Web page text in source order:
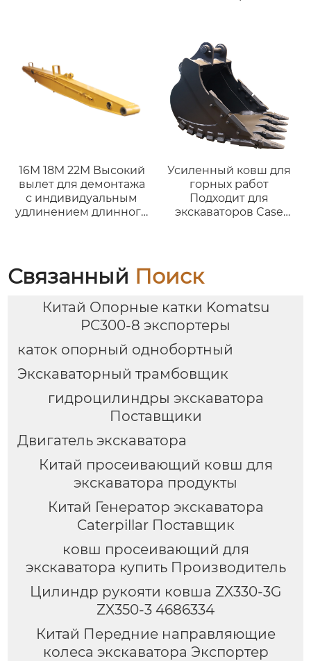
16M 18M 22M Высокий
вылет для демонтажа
с индивидуальным
удлинением длинного
Усиленный ковш для
горных работ
Подходит для
экскаваторов Case
Связанный Поиск
Китай Опорные катки Komatsu
PC300-8 экспортеры
каток опорный однобортный
Экскаваторный трамбовщик
гидроцилиндры экскаватора
Поставщики
Двигатель экскаватора
Китай просеивающий ковш для
экскаватора продукты
Китай Генератор экскаватора
Caterpillar Поставщик
ковш просеивающий для
экскаватора купить Производитель
Цилиндр рукояти ковша ZX330-3G
ZX350-3 4686334
Китай Передние направляющие
колеса экскаватора Экспортер